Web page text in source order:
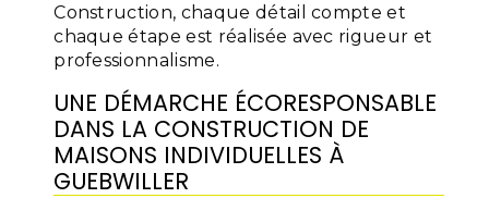
Construction, chaque détail compte et
chaque étape est réalisée avec rigueur et
professionnalisme.
UNE DÉMARCHE ÉCORESPONSABLE
DANS LA CONSTRUCTION DE
MAISONS INDIVIDUELLES À
GUEBWILLER